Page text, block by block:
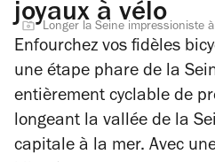
joyaux à vélo
Longer la Seine impressioniste
Enfourchez vos fidèles
une étape phare de la
entièrement cyclable de
longeant la vallée de la
capitale à la mer. Avec